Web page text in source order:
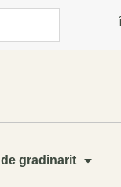
gradinarit